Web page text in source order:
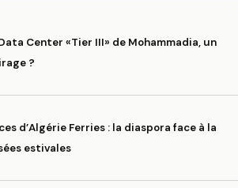
Center «Tier III» de Mohammadia, un
?
d’Algérie Ferries : la diaspora face à la
estivales